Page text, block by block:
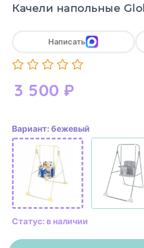
Качели напольные
3 500 ₽
Написать
Вариант: бежевый
Статус: в наличии